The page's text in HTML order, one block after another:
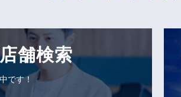
舗検索
です！